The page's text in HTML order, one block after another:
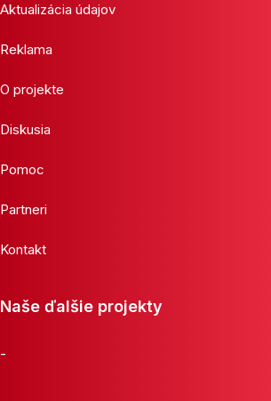
Aktualizácia údajov
Reklama
O projekte
Diskusia
Pomoc
Partneri
Kontakt
Naše ďalšie projekty
-